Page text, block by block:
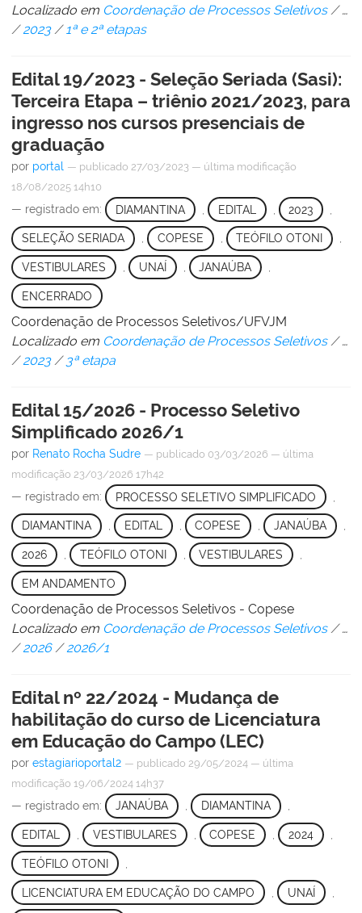
Localizado em Coordenação de Processos Seletivos /…
/2023 /1ª e 2ª etapas
Edital 19/2023 - Seleção Seriada (Sasi):
Terceira Etapa – triênio 2021/2023, para
ingresso nos cursos presenciais de
graduação
por portal — publicado 27/03/2023 — última modificação
18/08/2025 14h10
— registrado em: DIAMANTINA EDITAL 2023
SELEÇÃO SERIADA , COPESE , TEÓFILO OTONI ,
VESTIBULARES UNAÍ JANAÚBA
ENCERRADO
Coordenação de Processos Seletivos/UFVJM
Localizado em Coordenação de Processos Seletivos /…
/2023 / 3ª etapa
Edital 15/2026 - Processo Seletivo
Simplificado 2026/1
por Renato Rocha Sudre — publicado 03/03/2026 — última
modificação 23/03/2026 17h42
— registrado em: PROCESSO SELETIVO SIMPLIFICADO
DIAMANTINA , EDITAL , COPESE , JANAÚBA ,
2026 TEÓFILO OTONI VESTIBULARES
EM ANDAMENTO
Coordenação de Processos Seletivos - Copese
Localizado em Coordenação de Processos Seletivos /…
/2026 /2026/1
Edital nº 22/2024 - Mudança de
habilitação do curso de Licenciatura
em Educação do Campo (LEC)
por estagiarioportal2 — publicado 29/05/2024 — última
modificação 19/06/2024 14h37
— registrado em: JANAÚBA , DIAMANTINA ,
EDITAL VESTIBULARES COPESE , 2024
TEÓFILO OTONI
LICENCIATURA EM EDUCAÇÃO DO CAMPO UNAÍ